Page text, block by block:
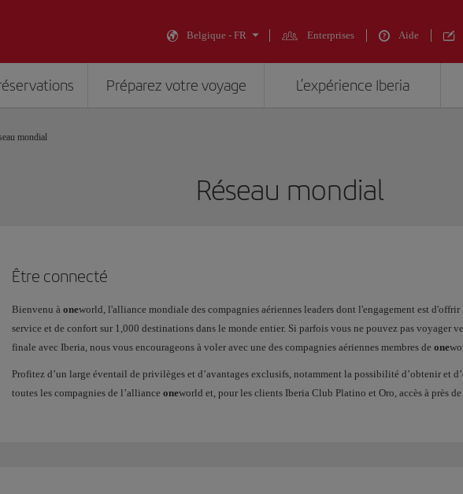
Belgique - FR Enterprises Aide
Préparez votre voyage L’expérience Iberia
mondial
Réseau mondial
Être connecté
Bienvenu à oneworld, l'alliance mondiale des compagnies aériennes leaders dont l'engagement est
service et de confort sur 1,000 destinations dans le monde entier. Si parfois vous ne pouvez pas voyager
finale avec Iberia, nous vous encourageons à voler avec une des compagnies aériennes membres de one
Profitez d’un large éventail de privilèges et d’avantages exclusifs, notamment la possibilité d’obtenir et
toutes les compagnies de l’alliance oneworld et, pour les clients Iberia Club Platino et Oro, accès à près